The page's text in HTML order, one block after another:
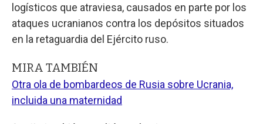
logísticos que atraviesa, causados en parte por los
ataques ucranianos contra los depósitos situados
en la retaguardia del Ejército ruso.
MIRA TAMBIÉN
Otra ola de bombardeos de Rusia sobre Ucrania,
incluida una maternidad